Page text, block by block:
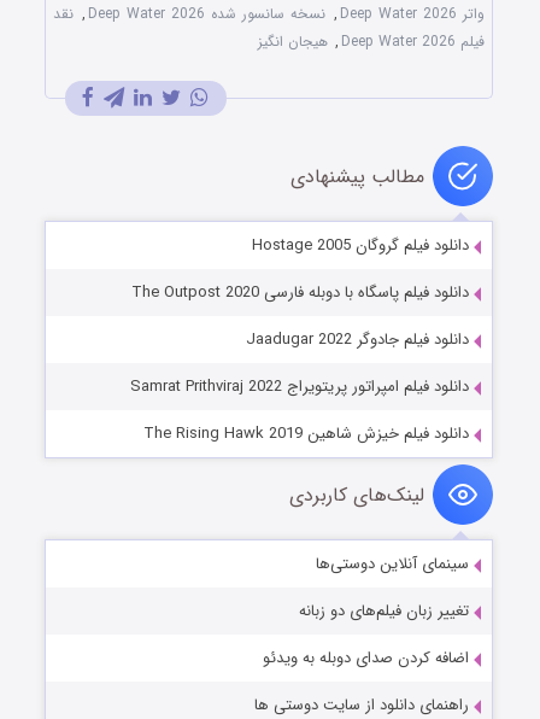
واتر Deep Water 2026
, نسخه سانسور شده Deep Water 2026 , نقد
فیلم Deep Water 2026
, هیجان انگیز
مطالب پیشنهادی
دانلود فیلم گروگان Hostage 2005
دانلود فیلم پاسگاه با دوبله فارسی The Outpost 2020
دانلود فیلم جادوگر Jaadugar 2022
دانلود فیلم امپراتور پریتویراج Samrat Prithviraj 2022
دانلود فیلم خیزش شاهین The Rising Hawk 2019
لینک‌های کاربردی
سینمای آنلاین دوستی‌ها
تغییر زبان فیلم‌های دو زبانه
اضافه کردن صدای دوبله به ویدئو
راهنمای دانلود از سایت دوستی ها